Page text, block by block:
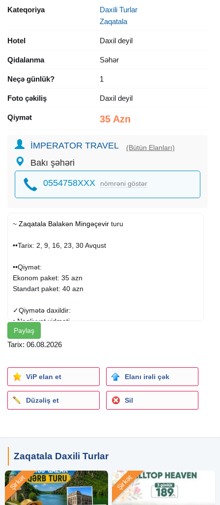
Kateqoriya
Daxili Turlar
Zaqatala
Hotel Daxil deyil
Qidalanma Səhər
Neçə günlük? 1
Foto çəkiliş Daxil deyil
Qiymət 35 Azn
İMPERATOR TRAVEL (Bütün Elanları)
Bakı şəhəri
0554758XXX nömrəni göstər
~ Zaqatala Balakən Mingəçevir turu
••Tarix: 2, 9, 16, 23, 30 Avqust
••Qiymət:
Ekonom paket: 35 azn
Standart paket: 40 azn
✓Qiymətə daxildir:
• Nəqliyyat xidməti
• Səhər yeməyi(st paketdə)
• Çay süfrəsi
✓Ekskursiyalar:
~ BALAKƏN:
• Qəbizdərə istirahət mərkəzi.
• Heydər Əliyev parkı və Zirvəsi
~ ︎ ZAQATALA
• Zaqatala Qala düzü.
• Zaqatala kilsəsi (Alban məbədi).
• Zaqatala şəhər gəzintisi.
Paylaş
Tarix: 06.08.2026
ViP elan et Elanı irəli çək
Düzəliş et Sil
Zaqatala Daxili Turlar
Şirkət Şirkət